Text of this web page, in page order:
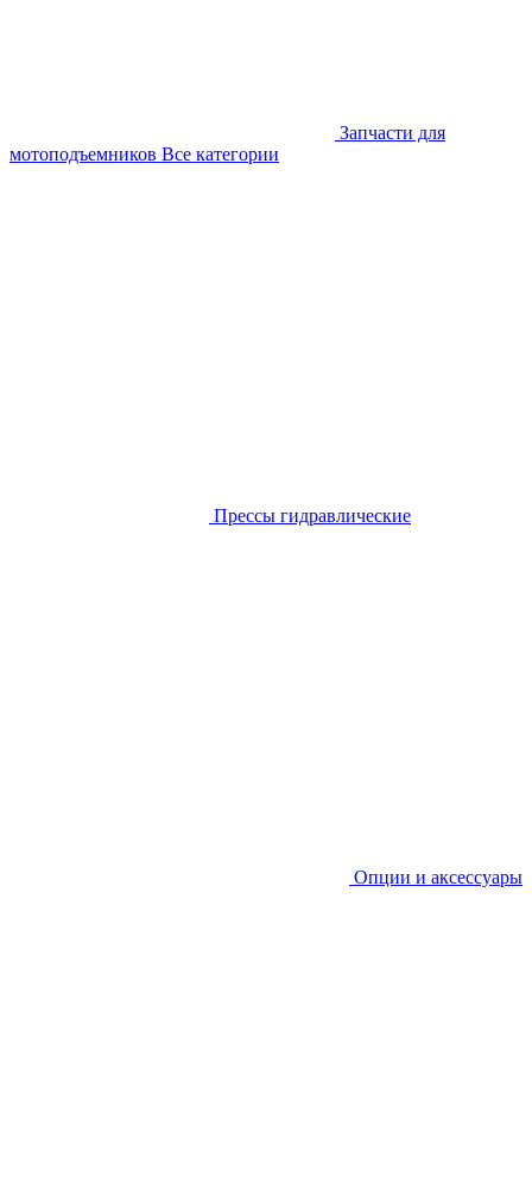
Запчасти для
мотоподъемников Все категории
Прессы гидравлические
Опции и аксессуары